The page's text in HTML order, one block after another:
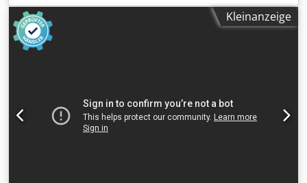
Nein - CE-Zertifikat vorhanden: Nein - Max. Arbeitsbreite:
860 - Max. Arbeitshöhe: 200 - Messertyp: Standard -
Zylinderanzahl Höhenverstellung: 2 -
Höhenverstellungsart: Manuell - Vorschubgeschwindigkeit:
[V]: 400 - Transportmaße: 3400mm x 2100mm x 1900mm (l
x b x h) - Transportgewicht [kg]: 6000kg - Transportpakete
[Stk.]: 3 Finanzielle Informationen Mehrwertsteuer: Der
Kleinanzeige